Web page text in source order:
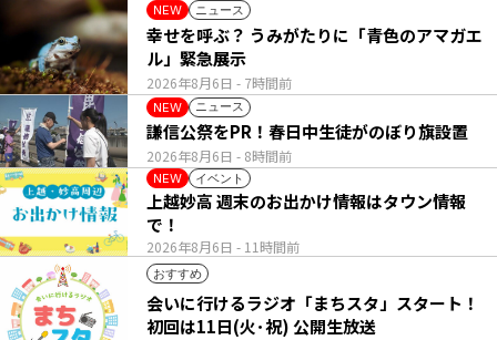
NEW ニュース
2026年8月6日 - 7時間前
幸せを呼ぶ？ うみがたりに「青色のアマガエ
ル」緊急展示
NEW ニュース
2026年8月6日 - 8時間前
謙信公祭をPR！春日中生徒がのぼり旗設置
NEW イベント
2026年8月6日 - 11時間前
上越妙高 週末のお出かけ情報はタウン情報
で！
おすすめ
会いに行けるラジオ「まちスタ」スタート！
初回は11日(火･祝) 公開生放送